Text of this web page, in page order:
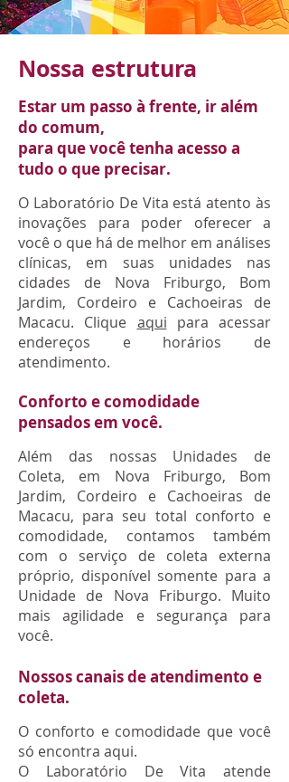
Nossa estrutura
Estar um passo à frente, ir além
do comum,
para que você tenha acesso a
tudo o que precisar.
O Laboratório De Vita está atento às
inovações para poder oferecer a
você o que há de melhor em análises
clínicas, em suas unidades nas
cidades de Nova Friburgo, Bom
Jardim, Cordeiro e Cachoeiras de
Macacu. Clique aqui para acessar
endereços e horários de
atendimento.
Conforto e comodidade
pensados em você.
Além das nossas Unidades de
Coleta, em Nova Friburgo, Bom
Jardim, Cordeiro e Cachoeiras de
Macacu, para seu total conforto e
comodidade, contamos também
com o serviço de coleta externa
próprio, disponível somente para a
Unidade de Nova Friburgo. Muito
mais agilidade e segurança para
você.
Nossos canais de atendimento e
coleta.
O conforto e comodidade que você
só encontra aqui.
O Laboratório De Vita atende